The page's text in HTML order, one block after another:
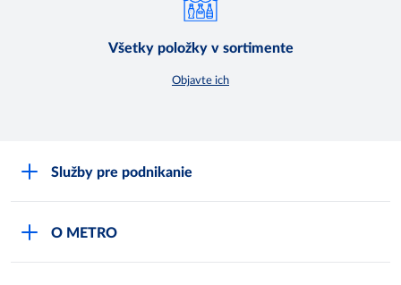
Všetky položky v sortimente
Objavte ich
Služby pre podnikanie
O METRO